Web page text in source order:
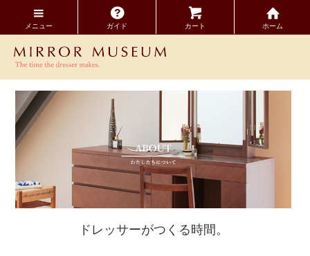
メニュー ガイド カート ホーム
ドレッサーがつくる時間。